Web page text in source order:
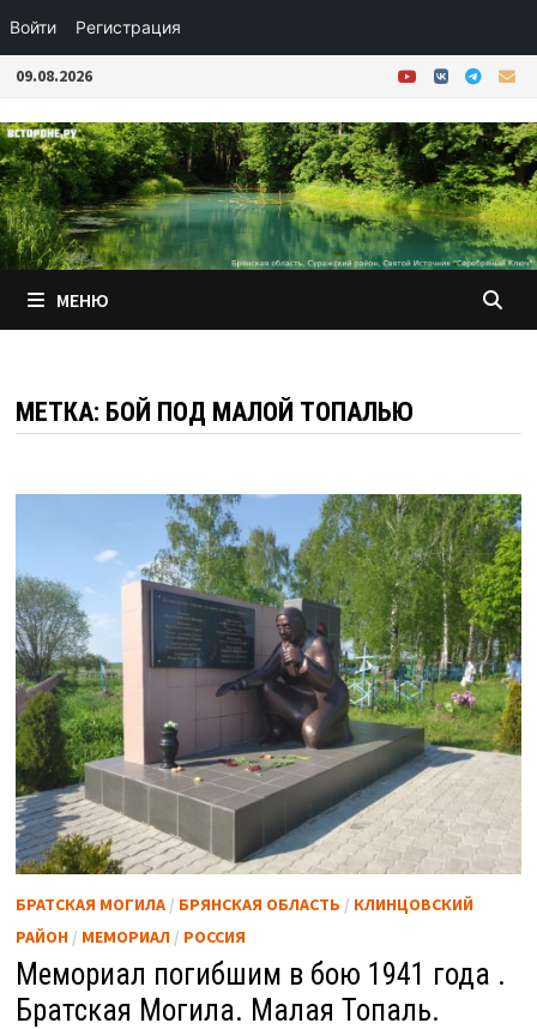
Войти Регистрация
Перейти
содержимому
09.08.2026
МЕНЮ
МЕТКА: БОЙ ПОД МАЛОЙ ТОПАЛЬЮ
БРАТСКАЯ МОГИЛА/ БРЯНСКАЯ ОБЛАСТЬ / КЛИНЦОВСКИЙ
РАЙОН/ МЕМОРИАЛ/ РОССИЯ
Мемориал погибшим в бою 1941 года .
Братская Могила. Малая Топаль.